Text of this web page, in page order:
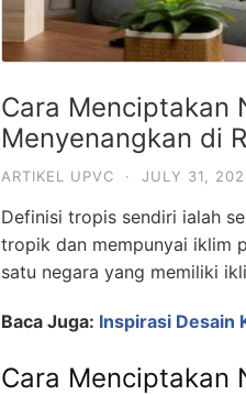
Cara Menciptakan
Menyenangkan di
ARTIKEL UPVC · JULY 31,
Definisi tropis sendiri ialah
tropik dan mempunyai iklim
satu negara yang memiliki
Baca Juga: Inspirasi Desain
Cara Menciptakan